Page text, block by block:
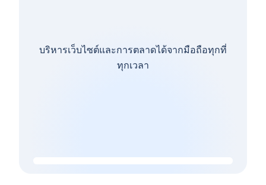
บริหารเว็บไซต์และการตลาดได้จากมือถือทุกที่
ทุกเวลา